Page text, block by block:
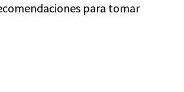
para tomar